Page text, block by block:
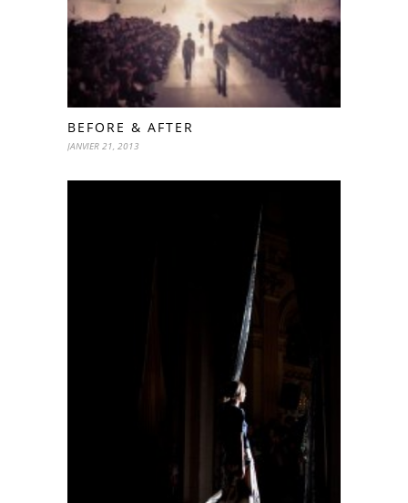
BEFORE & AFTER
JANVIER 21, 2013